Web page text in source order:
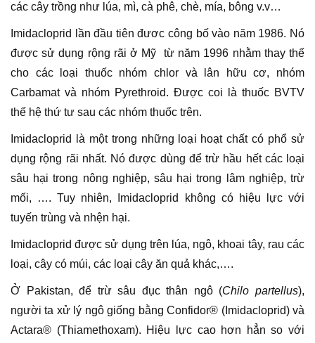
các cây trồng như lúa, mì, cà phê, chè, mía, bông v.v…
Imidacloprid lần đầu tiên đươc công bố vào năm 1986. Nó
được sử dụng rộng rãi ở Mỹ từ năm 1996 nhằm thay thế
cho các loại thuốc nhóm chlor và lân hữu cơ, nhóm
Carbamat và nhóm Pyrethroid. Được coi là thuốc BVTV
thế hệ thứ tư sau các nhóm thuốc trên.
Imidacloprid là một trong những loại hoạt chất có phổ sử
dụng rộng rãi nhất. Nó được dùng để trừ hầu hết các loại
sâu hại trong nông nghiệp, sâu hại trong lâm nghiệp, trừ
mối, …. Tuy nhiên, Imidacloprid không có hiệu lực với
tuyến trùng và nhện hại.
Imidacloprid được sử dụng trên lúa, ngô, khoai tây, rau các
loại, cây có múi, các loại cây ăn quả khác,….
Ở Pakistan, để trừ sâu đục thân ngô (Chilo partellus),
người ta xử lý ngô giống bằng Confidor® (Imidacloprid) và
Actara® (Thiamethoxam). Hiệu lực cao hơn hẳn so với